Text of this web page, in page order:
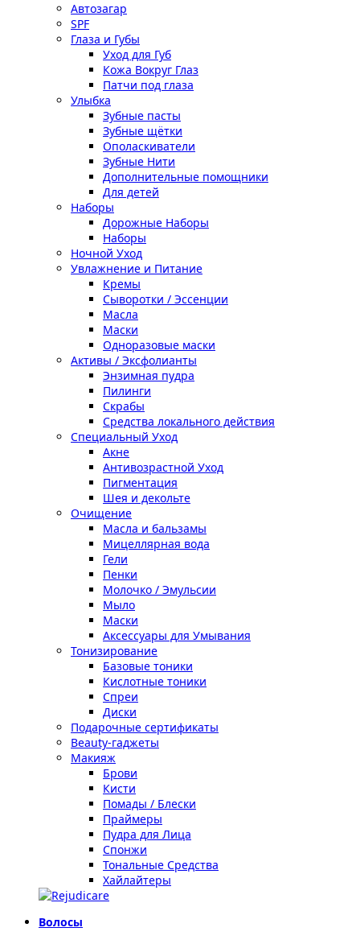
Автозагар
SPF
Глаза и Губы
Уход для Губ
Кожа Вокруг Глаз
Патчи под глаза
Улыбка
Зубные пасты
Зубные щётки
Ополаскиватели
Зубные Нити
Дополнительные помощники
Для детей
Наборы
Дорожные Наборы
Наборы
Ночной Уход
Увлажнение и Питание
Кремы
Сыворотки / Эссенции
Масла
Маски
Одноразовые маски
Активы / Эксфолианты
Энзимная пудра
Пилинги
Скрабы
Средства локального действия
Специальный Уход
Акне
Антивозрастной Уход
Пигментация
Шея и декольте
Очищение
Масла и бальзамы
Мицеллярная вода
Гели
Пенки
Молочко / Эмульсии
Мыло
Маски
Аксессуары для Умывания
Тонизирование
Базовые тоники
Кислотные тоники
Спреи
Диски
Подарочные сертификаты
Beauty-гаджеты
Макияж
Брови
Кисти
Помады / Блески
Праймеры
Пудра для Лица
Спонжи
Тональные Средства
Хайлайтеры
Волосы